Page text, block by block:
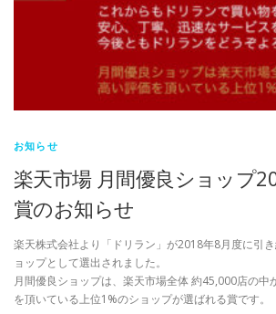
お知らせ
楽天市場 月間優良ショップ
賞のお知らせ
楽天株式会社より「ドリラン」が2018年8月度に引
ョップとして選出されました。
月間優良ショップは、楽天市場全体 約45,000店の中
を頂いている上位1%のショップが選ばれる賞です。